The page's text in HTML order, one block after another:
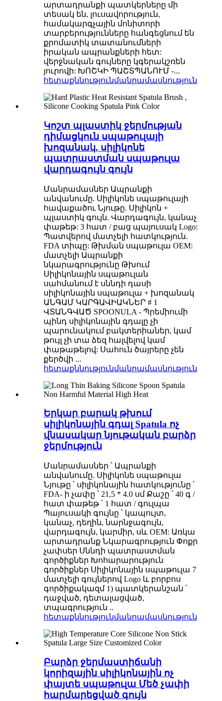
արտադրանքի պատկերները մի
տեսակ են, լուսավորություն,
համակարգչային մոնիտորի
տարբերությունները հանգեցնում են
քրոմատիկ տատանումների
իրական ապրանքների հետ:
վերջնական գույները կգերակշռեն
յուրովի: ԽՈՇԿԻ ՊԱՇՏՊԱՆՈՒՄ -...
հետաքննությունմանրամասնություն
Կոշտ պլաստիկ ջերմության
դիմացկուն սպաթուլայի
խոզանակ, սիլիկոնե
պատրաստման սպաթուլա
վարդագույն գույն
Մանրամասներ Ապրանքի
անվանումը. Սիլիկոնե սպաթուլայի
հավաքածու Նյութը. Սիլիկոն +
պլաստիկ գույն. Վարդագույն, կանաչ
փաթեթ: 3 հատ / բաց պայուսակ Logo:
Պատվերով մատչելի հատկություն.
FDA տիպը: Թխման սպաթուլա OEM:
մատչելի Ապրանքի
նկարագրությունը Թխում
Սիլիկոնային սպաթուլան
սահմանում է սննդի դասի
սիլիկոնային սպաթուլա + խոզանակ
ԱՆԳԱՄ ԿԱՐԳԱՎԻԱԿՆԵՐ # 1
ՎՏԱՆԳՎԱԾ SPOONULA - Պրեմիումի
պինդ սիլիկոնային գդալը չի ​​
պարունակում բակտերիաներ, կամ
թույլ չի տա ձեզ հալվելով կամ
փաթաթելով: Սահուն ծայրերը չեն
քերծվի ...
հետաքննությունմանրամասնություն
Երկար բարակ թխում
սիլիկոնային գդալ Spatula ոչ
վնասակար նյութական բարձր
ջերմություն
Մանրամասներ ՝ Ապրանքի
անվանումը. Սիլիկոնե սպաթուլա
Նյութը ՝ սիլիկոնային հատկությունը ՝
FDA- ի չափը ՝ 21,5 * 4.0 սմ Քաշը ՝ 40 գ /
հատ փաթեթ ՝ 1 հատ / գուլպա
Պայուսակի գույնը ՝ կապույտ,
կանաչ, դեղին, նարնջագույն,
վարդագույն, կարմիր, սև OEM: Առկա
արտադրանք Նկարագրություն Փոքր
չափսեր Սննդի պատրաստման
գործիքներ Խոհարարություն
գործիքներ Սիլիկոնային սպաթուլա 7
մատչելի գույներով Logo և բորբոս
գործիքակազմ 1) պատկերանշան ՝
դաջված, դետալացված,
տպագրություն ..
հետաքննությունմանրամասնություն
Բարձր ջերմաստիճանի
կորիզային սիլիկոնային ոչ
փայտե սպաթուլա Մեծ չափի
հարմարեցված գույն